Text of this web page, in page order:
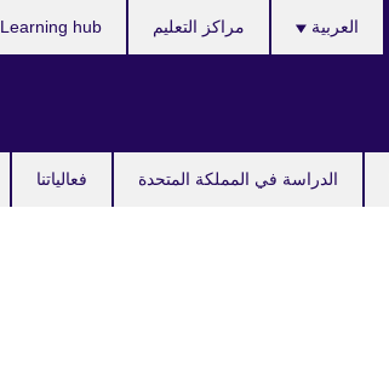
الدراسة في المملكة المتحدة فعالياتنا
العربية مراكز التعليم Learning hub